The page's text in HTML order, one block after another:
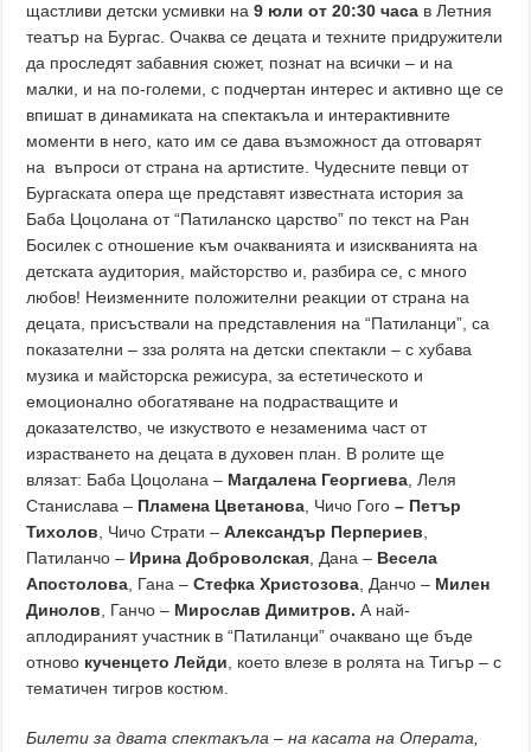
щастливи детски усмивки на9 юли от 20:30 часа в Летния
театър на Бургас. Очаква се децата и техните придружители
да проследят забавния сюжет, познат на всички – и на
малки, и на по-големи, с подчертан интерес и активно ще се
впишат в динамиката на спектакъла и интерактивните
моменти в него, като им се дава възможност да отговарят
на въпроси от страна на артистите. Чудесните певци от
Бургаската опера ще представят известната история за
Баба Цоцолана от “Патиланско царство” по текст на Ран
Босилек с отношение към очакванията и изискванията на
детската аудитория, майсторство и, разбира се, с много
любов! Неизменните положителни реакции от страна на
децата, присъствали на представления на “Патиланци”, са
показателни – зза ролята на детски спектакли – с хубава
музика и майсторска режисура, за естетическото и
емоционално обогатяване на подрастващите и
доказателство, че изкуството е незаменима част от
израстването на децата в духовен план. В ролите ще
влязат: Баба Цоцолана – Магдалена Георгиева , Леля
Станислава – Пламена Цветанова , Чичо Гого– Петър
Тихолов , Чичо Страти –Александър Перпериев
Патиланчо – Ирина Доброволская , Дана – Весела
Апостолова , Гана –Стефка Христозова , Данчо – Милен
Динолов , Ганчо – Мирослав Димитров. А най‐
аплодираният участник в “Патиланци” очаквано ще бъде
отново кученцето Лейди , което влезе в ролята на Тигър – с
тематичен тигров костюм.
Билети за двата спектакъла – на касата на Операта,